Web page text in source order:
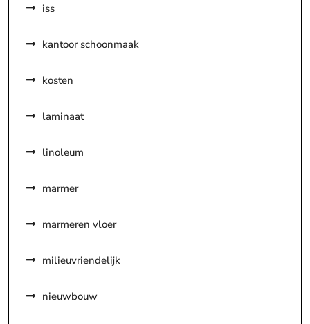
iss
kantoor schoonmaak
kosten
laminaat
linoleum
marmer
marmeren vloer
milieuvriendelijk
nieuwbouw